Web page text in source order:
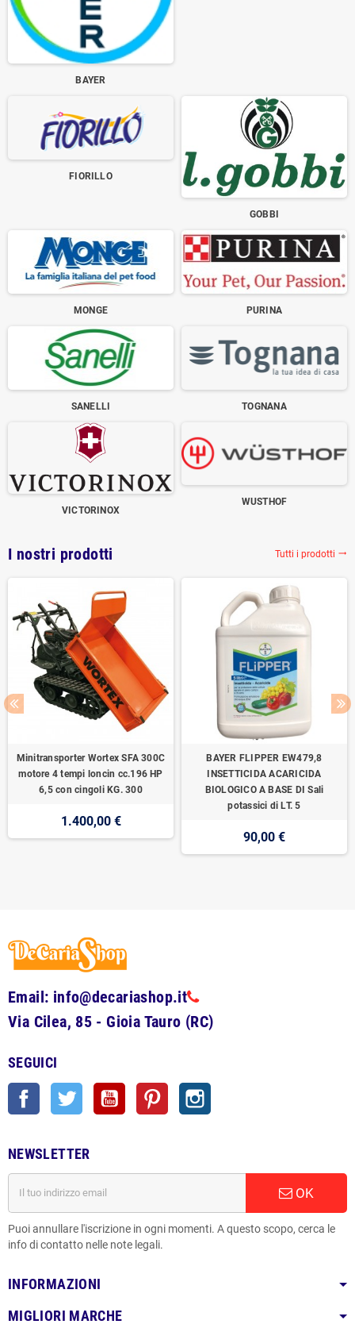
BAYER
FIORILLO
GOBBI
MONGE PURINA
SANELLI TOGNANA
VICTORINOX
WUSTHOF
I nostri prodotti Tutti i prodotti trending_flat
Minitransporter Wortex SFA 300C
motore 4 tempi loncin cc.196 HP
6,5 con cingoli KG. 300
1.400,00 €
BAYER FLIPPER EW479,8
INSETTICIDA ACARICIDA
BIOLOGICO A BASE DI Sali
potassici di LT. 5
90,00 €
Email: info@decariashop.it
Via Cilea, 85 - Gioia Tauro (RC)
SEGUICI
Facebook Twitter YouTube Pinterest
NEWSLETTER
OK
Puoi annullare l'iscrizione in ogni momenti. A questo scopo, cerca le
info di contatto nelle note legali.
INFORMAZIONI
MIGLIORI MARCHE